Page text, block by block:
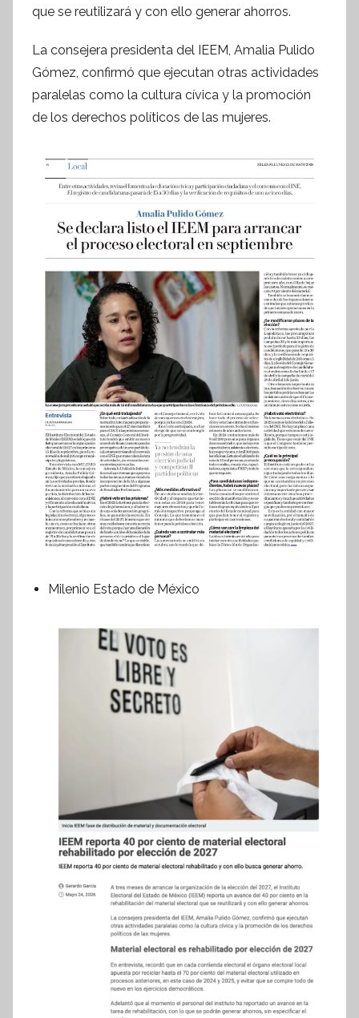
t
s
i
s
I
f
o
m
a
t
i
v
que se reutilizará y con ello generar ahorros.
La consejera presidenta del IEEM, Amalia Pulido
Gómez, confirmó que ejecutan otras actividades
paralelas como la cultura cívica y la promoción
de los derechos políticos de las mujeres.
Milenio Estado de México